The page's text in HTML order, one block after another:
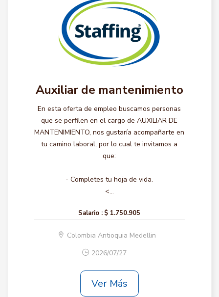
Auxiliar de mantenimiento
En esta oferta de empleo buscamos personas
que se perfilen en el cargo de AUXILIAR DE
MANTENIMIENTO, nos gustaría acompañarte en
tu camino laboral, por lo cual te invitamos a
que:
- Completes tu hoja de vida.
<...
Salario : $ 1.750.905
Colombia Antioquia Medellin
2026/07/27
Ver Más